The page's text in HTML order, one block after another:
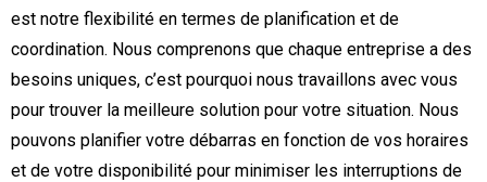
est notre flexibilité en termes de planification et de
coordination. Nous comprenons que chaque entreprise a des
besoins uniques, c’est pourquoi nous travaillons avec vous
pour trouver la meilleure solution pour votre situation. Nous
pouvons planifier votre débarras en fonction de vos horaires
et de votre disponibilité pour minimiser les interruptions de